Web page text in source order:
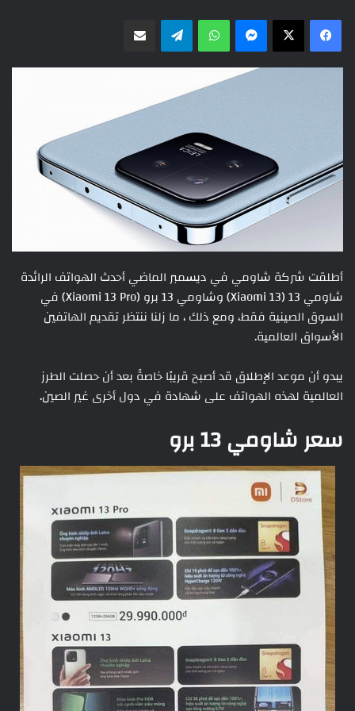
ماسنجر واتسابتيلقرام
أطلقت شركة شاومي في ديسمبر الماضي أحدث الهواتف الرائدة
شاومي 13 (Xiaomi 13) وشاومي 13 برو (Xiaomi 13 Pro) في
السوق الصينية فقط، ومع ذلك ، ما زلنا ننتظر تقديم الهاتفين
الأسواق العالمية.
يبدو أن موعد الإطلاق قد أصبح قريبًا خاصةً بعد أن حصلت الطرز
العالمية لهذه الهواتف على شهادة في دول أخرى غير الصين.
سعر شاومي 13 برو